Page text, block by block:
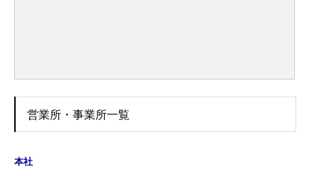
営業所・事業所一覧
本社